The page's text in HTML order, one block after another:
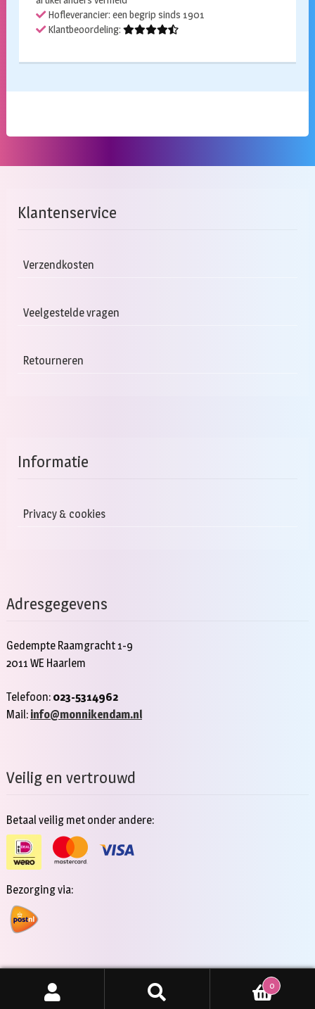
Hofleverancier: een begrip sinds 1901
Klantbeoordeling:
Klantenservice
Verzendkosten
Veelgestelde vragen
Retourneren
Informatie
Privacy & cookies
Adresgegevens
Gedempte Raamgracht 1-9
2011 WE Haarlem
Telefoon: 023-5314962
Mail: info@monnikendam.nl
Veilig en vertrouwd
Betaal veilig met onder andere:
Bezorging via:
Copyright 2026 - Jan Monnikendam
ZOEKEN
0